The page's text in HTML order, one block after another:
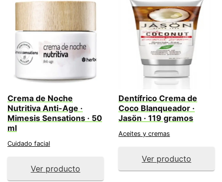
Crema de Noche
Nutritiva Anti-Age ·
Mimesis Sensations · 50
ml
Cuidado facial
Ver producto
Dentífrico Crema de
Coco Blanqueador ·
Jasön · 119 gramos
Aceites y cremas
Ver producto